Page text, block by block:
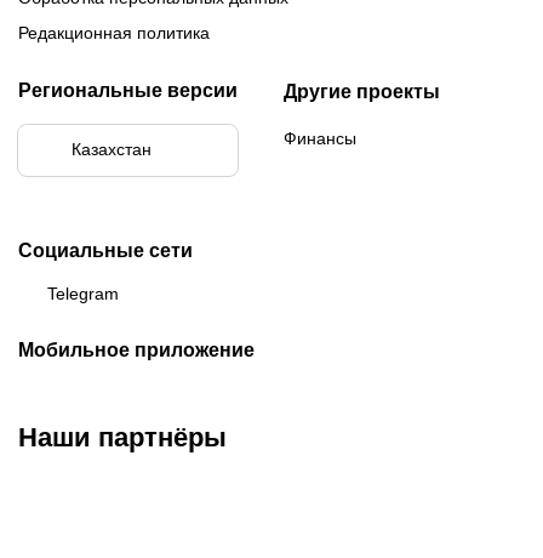
Редакционная политика
Региональные версии
Казахстан
Другие проекты
Финансы
Социальные сети
Telegram
Мобильное приложение
Наши партнёры